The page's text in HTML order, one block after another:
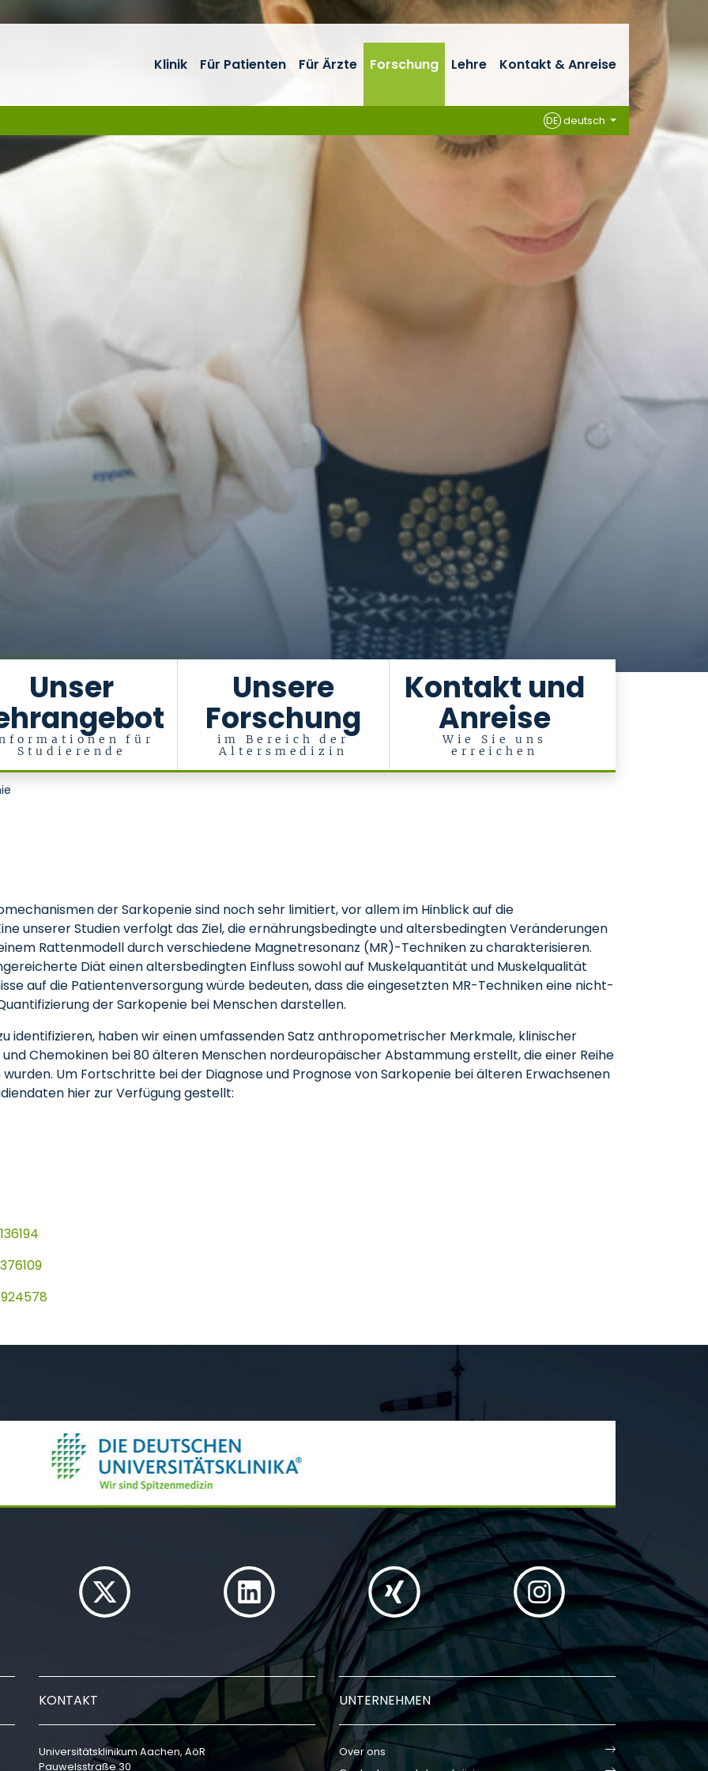
Unser
für
Studierende
Unsere
Forschung
im Bereich der
Altersmedizin
Kontakt und
Anreise
Wie Sie uns
erreichen
Klinik Für Patienten Für Ärzte Forschung Lehre Kontakt & Anreise
DEdeutsch
der Sarkopenie sind noch sehr limitiert, vor allem im Hinblick auf die
unserer Studien verfolgt das Ziel, die ernährungsbedingte und altersbedingten Veränderungen
Rattenmodell durch verschiedene Magnetresonanz (MR)-Techniken zu charakterisieren.
Diät einen altersbedingten Einfluss sowohl auf Muskelquantität und Muskelqualität
auf die Patientenversorgung würde bedeuten, dass die eingesetzten MR-Techniken eine nicht-
der Sarkopenie bei Menschen darstellen.
identifizieren, haben wir einen umfassenden Satz anthropometrischer Merkmale, klinischer
Chemokinen bei 80 älteren Menschen nordeuropäischer Abstammung erstellt, die einer Reihe
Um Fortschritte bei der Diagnose und Prognose von Sarkopenie bei älteren Erwachsenen
hier zur Verfügung gestellt:
KONTAKT
Universitätsklinikum Aachen, AöR
Pauwelsstraße 30
UNTERNEHMEN
Over ons